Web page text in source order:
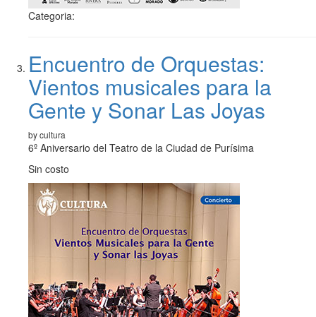
Categoria:
Encuentro de Orquestas:
Vientos musicales para la
Gente y Sonar Las Joyas
by cultura
6º Aniversario del Teatro de la Ciudad de Purísima
Sin costo